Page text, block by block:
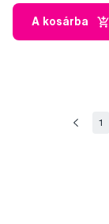
A kosárba
1